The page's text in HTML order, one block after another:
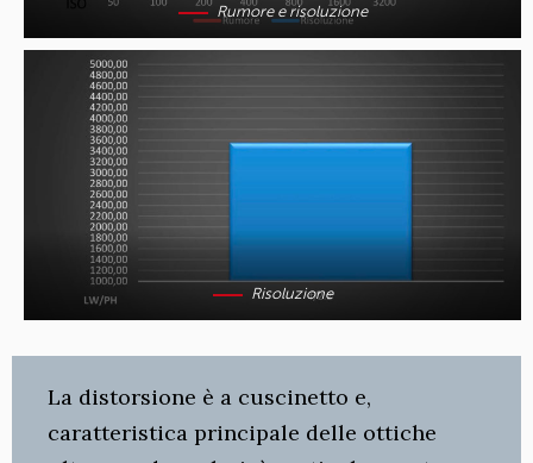
Rumore e risoluzione
Risoluzione
La distorsione è a cuscinetto e,
caratteristica principale delle ottiche